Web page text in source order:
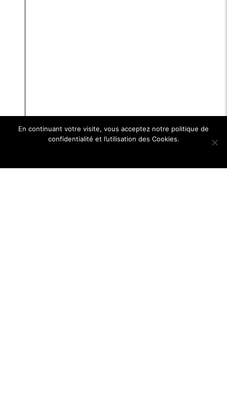
En continuant votre visite, vous acceptez notre politique de
confidentialité et l’utilisation des Cookies.